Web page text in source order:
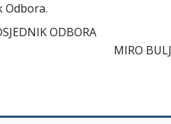
Odbora.
ODBORA
MIRO BULJ